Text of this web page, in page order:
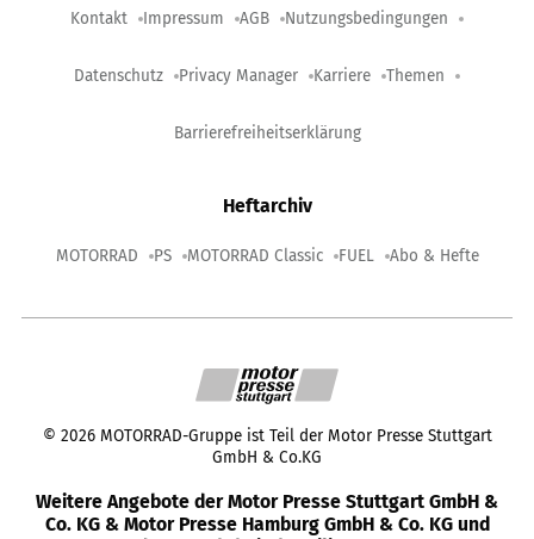
Kontakt Impressum AGB Nutzungsbedingungen
Datenschutz Privacy Manager Karriere Themen
Barrierefreiheitserklärung
Heftarchiv
MOTORRAD PS MOTORRAD Classic FUEL Abo & Hefte
© 2026 MOTORRAD-Gruppe ist Teil der Motor Presse Stuttgart
GmbH & Co.KG
Weitere Angebote der Motor Presse Stuttgart GmbH &
Co. KG & Motor Presse Hamburg GmbH & Co. KG und